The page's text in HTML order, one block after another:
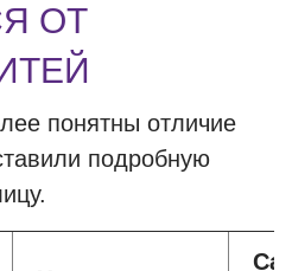
ОТ
понятны отличие
подробную